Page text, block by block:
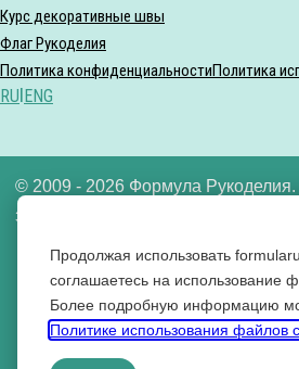
Курс декоративные швы
Флаг Рукоделия
Политика конфиденциальностиПолитика
RU ENG
© 2009 - 2026 Формула
защищены.
ООО «Формула рукоделия»
Вконтакте
Продолжая использовать
соглашаетесь на использование
Более подробную информацию
Политике использования файлов